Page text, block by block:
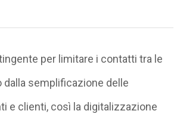
per limitare i contatti tra le
dalla semplificazione delle
e clienti, così la digitalizzazione